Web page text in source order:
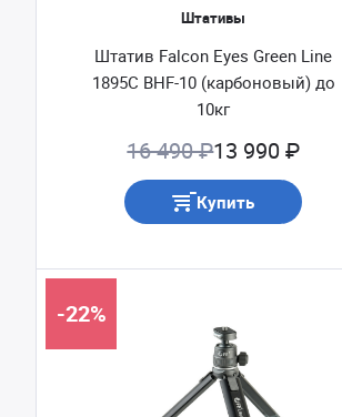
Штативы
Штатив Falcon Eyes Green Line
1895C BHF-10 (карбоновый) до
10кг
16 490 ₽13 990 ₽
Купить
-22%